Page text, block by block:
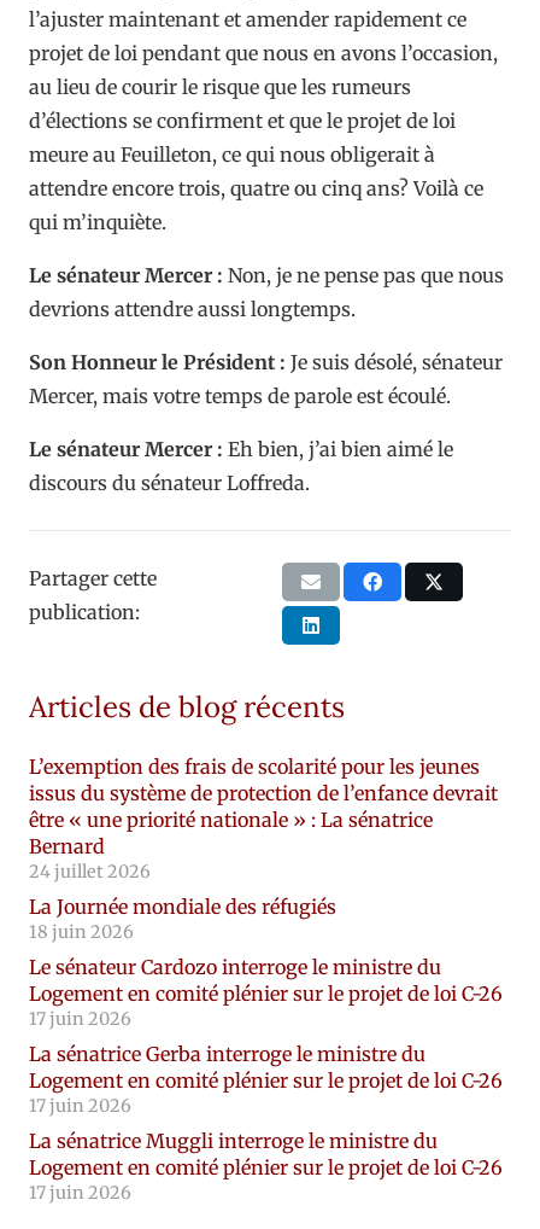
l’ajuster maintenant et amender rapidement ce
projet de loi pendant que nous en avons l’occasion,
au lieu de courir le risque que les rumeurs
d’élections se confirment et que le projet de loi
meure au Feuilleton, ce qui nous obligerait à
attendre encore trois, quatre ou cinq ans? Voilà ce
qui m’inquiète.
Le sénateur Mercer : Non, je ne pense pas que nous
devrions attendre aussi longtemps.
Son Honneur le Président : Je suis désolé, sénateur
Mercer, mais votre temps de parole est écoulé.
Le sénateur Mercer : Eh bien, j’ai bien aimé le
discours du sénateur Loffreda.
Partager cette
publication:
Articles de blog récents
L’exemption des frais de scolarité pour les jeunes
issus du système de protection de l’enfance devrait
être « une priorité nationale » : La sénatrice
Bernard
24 juillet 2026
La Journée mondiale des réfugiés
18 juin 2026
Le sénateur Cardozo interroge le ministre du
Logement en comité plénier sur le projet de loi C-26
17 juin 2026
La sénatrice Gerba interroge le ministre du
Logement en comité plénier sur le projet de loi C-26
17 juin 2026
La sénatrice Muggli interroge le ministre du
Logement en comité plénier sur le projet de loi C-26
17 juin 2026